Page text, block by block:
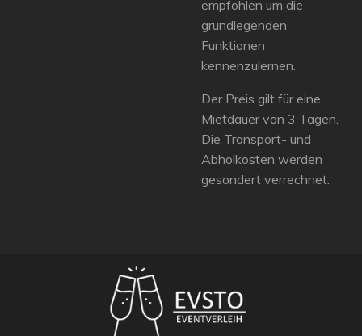
empfohlen um die
grundlegenden
Funktionen
kennenzulernen.
Der Preis gilt für eine
Mietdauer von 3 Tagen.
Die Transport- und
Abholkosten werden
gesondert verrechnet.